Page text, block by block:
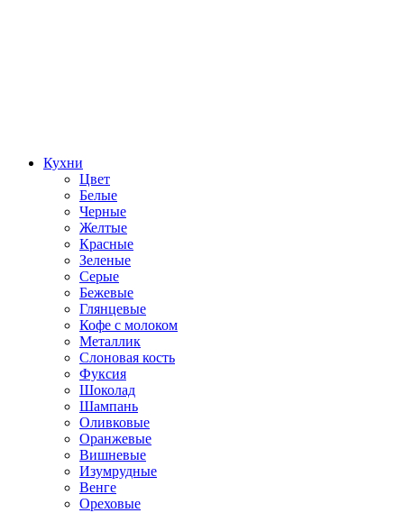
Кухни
Цвет
Белые
Черные
Желтые
Красные
Зеленые
Серые
Бежевые
Глянцевые
Кофе с молоком
Металлик
Слоновая кость
Фуксия
Шоколад
Шампань
Оливковые
Оранжевые
Вишневые
Изумрудные
Венге
Ореховые